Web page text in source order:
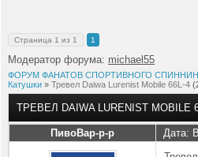
Страница 1 из 1 1
Модератор форума: michael55
ФОРУМ ФАНАТОВ СПОРТИВНОГО
Катушки » Тревел Daiwa Lurenist Mobile 66L-4
ТРЕВЕЛ DAIWA LURENIST MOBILE
ПивоВар-р-р Дата: